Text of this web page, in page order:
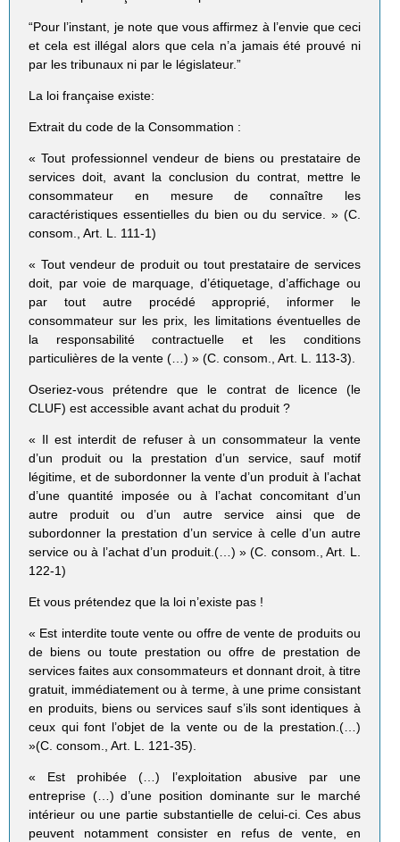
“Pour l’instant, je note que vous affirmez à l’envie que ceci
et cela est illégal alors que cela n’a jamais été prouvé ni
par les tribunaux ni par le législateur.”
La loi française existe:
Extrait du code de la Consommation :
« Tout professionnel vendeur de biens ou prestataire de
services doit, avant la conclusion du contrat, mettre le
consommateur en mesure de connaître les
caractéristiques essentielles du bien ou du service. » (C.
consom., Art. L. 111-1)
« Tout vendeur de produit ou tout prestataire de services
doit, par voie de marquage, d’étiquetage, d’affichage ou
par tout autre procédé approprié, informer le
consommateur sur les prix, les limitations éventuelles de
la responsabilité contractuelle et les conditions
particulières de la vente (…) » (C. consom., Art. L. 113-3).
Oseriez-vous prétendre que le contrat de licence (le
CLUF) est accessible avant achat du produit ?
« Il est interdit de refuser à un consommateur la vente
d’un produit ou la prestation d’un service, sauf motif
légitime, et de subordonner la vente d’un produit à l’achat
d’une quantité imposée ou à l’achat concomitant d’un
autre produit ou d’un autre service ainsi que de
subordonner la prestation d’un service à celle d’un autre
service ou à l’achat d’un produit.(…) » (C. consom., Art. L.
122-1)
Et vous prétendez que la loi n’existe pas !
« Est interdite toute vente ou offre de vente de produits ou
de biens ou toute prestation ou offre de prestation de
services faites aux consommateurs et donnant droit, à titre
gratuit, immédiatement ou à terme, à une prime consistant
en produits, biens ou services sauf s’ils sont identiques à
ceux qui font l’objet de la vente ou de la prestation.(…)
»(C. consom., Art. L. 121-35).
« Est prohibée (…) l’exploitation abusive par une
entreprise (…) d’une position dominante sur le marché
intérieur ou une partie substantielle de celui-ci. Ces abus
peuvent notamment consister en refus de vente, en